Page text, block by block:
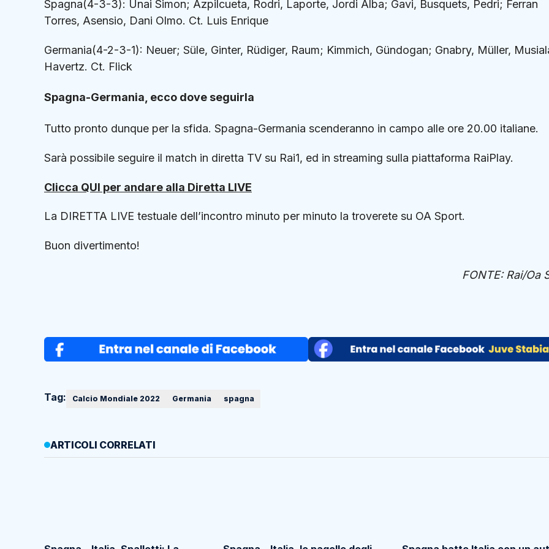
Spagna(4-3-3): Unai Simon; Azpilcueta, Rodri, Laporte, Jordi Alba; Gavi, Busquets, Pedri; Ferran
Torres, Asensio, Dani Olmo. Ct. Luis Enrique
Germania(4-2-3-1): Neuer; Süle, Ginter, Rüdiger, Raum; Kimmich, Gündogan; Gnabry, Müller,
Havertz. Ct. Flick
Spagna-Germania, ecco dove seguirla
Tutto pronto dunque per la sfida. Spagna-Germania scenderanno in campo alle ore 20.00 italiane.
Sarà possibile seguire il match in diretta TV su Rai1, ed in streaming sulla piattaforma RaiPlay.
Clicca QUI per andare alla Diretta LIVE
La DIRETTA LIVE testuale dell’incontro minuto per minuto la troverete su OA Sport.
Buon divertimento!
FONTE: Rai/Oa
Tag: Calcio Mondiale 2022 Germania spagna
ARTICOLI CORRELATI